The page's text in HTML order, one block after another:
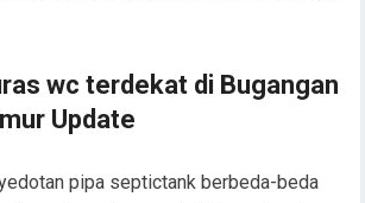
wc terdekat di Bugangan
Update
pipa septictank berbeda-beda